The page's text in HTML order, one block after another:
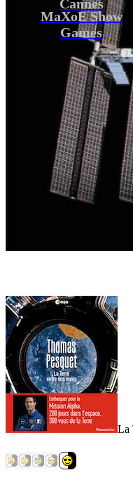
MaXoE Show
Games
La